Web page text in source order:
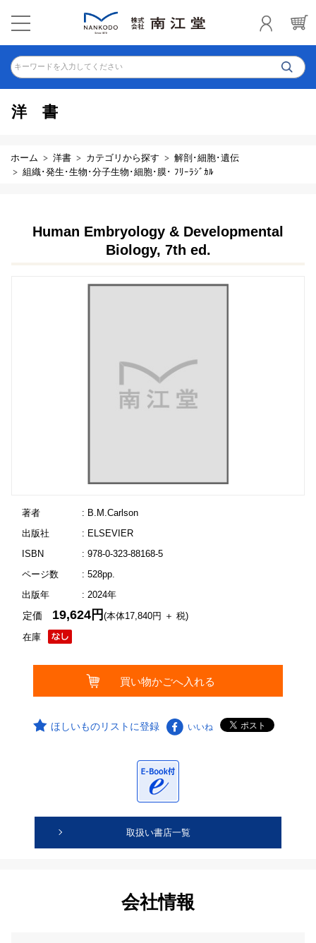
キーワードを入力してください
洋書
ホーム 洋書 カテゴリから探す
解剖･細胞･遺伝
組織･発生･生物･分子生物･細胞･膜･ ﾌﾘｰﾗｼﾞｶﾙ
Human Embryology & Developmental
Biology, 7th ed.
著者
: B.M.Carlson
出版社
: ELSEVIER
ISBN
: 978-0-323-88168-5
ページ数
: 528pp.
出版年
: 2024年
在庫
定価 19,624円(本体17,840円 ＋ 税)
ほしいものリストに登録 いいね
取扱い書店一覧
会社情報